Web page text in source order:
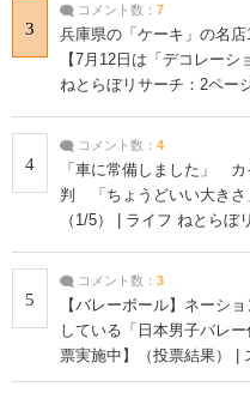
3
コメント数： 7
兵庫県の「ケーキ」の名
【7月12日は「デコレー
ねとらぼリサーチ：2ペー
4
コメント数： 4
「車に常備しました」 カ
判 「ちょうどいい大きさ
（1/5） | ライフ ねとらぼ
5
コメント数： 3
【バレーボール】ネーシ
している「日本男子バレ
票実施中】（投票結果） |